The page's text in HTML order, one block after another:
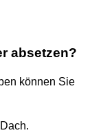
absetzen?
können Sie